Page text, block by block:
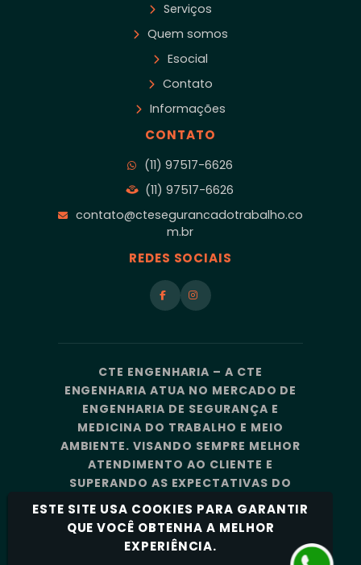
Serviços
Quem somos
Esocial
Contato
Informações
CONTATO
(11) 97517-6626
(11) 97517-6626
contato@ctesegurancadotrabalho.co
m.br
REDES SOCIAIS
CTE ENGENHARIA – A CTE
ENGENHARIA ATUA NO MERCADO DE
ENGENHARIA DE SEGURANÇA E
MEDICINA DO TRABALHO E MEIO
AMBIENTE. VISANDO SEMPRE MELHOR
ATENDIMENTO AO CLIENTE E
SUPERANDO AS EXPECTATIVAS DO
MERCADO, A CTE ENGENHARIA
CONTA COM UMA EQUIPE DE
PROFISSIONAIS ALTAMENTE
CAPACITADOS E ESPECIALIZADOS.
ESTE SITE USA COOKIES PARA GARANTIR
QUE VOCÊ OBTENHA A MELHOR
EXPERIÊNCIA.